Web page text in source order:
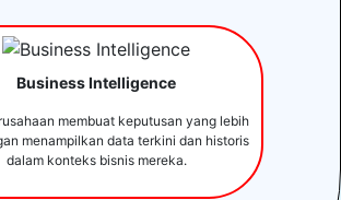
Business Intelligence
membuat keputusan yang lebih
menampilkan data terkini dan historis
dalam konteks bisnis mereka.